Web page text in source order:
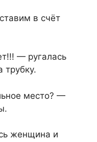
в счёт
— ругалась
трубку.
место? —
женщина и